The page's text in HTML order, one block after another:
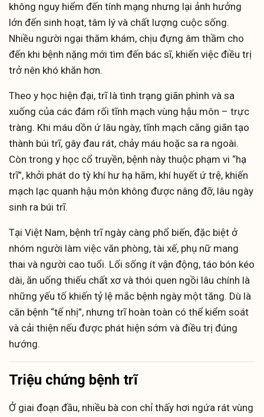
không nguy hiểm đến tính mạng nhưng lại ảnh hưởng
lớn đến sinh hoạt, tâm lý và chất lượng cuộc sống.
Nhiều người ngại thăm khám, chịu đựng âm thầm cho
đến khi bệnh nặng mới tìm đến bác sĩ, khiến việc điều trị
trở nên khó khăn hơn.
Theo y học hiện đại, trĩ là tình trạng giãn phình và sa
xuống của các đám rối tĩnh mạch vùng hậu môn – trực
tràng. Khi máu dồn ứ lâu ngày, tĩnh mạch căng giãn tạo
thành búi trĩ, gây đau rát, chảy máu hoặc sa ra ngoài.
Còn trong y học cổ truyền, bệnh này thuộc phạm vi “hạ
trĩ”, khởi phát do tỳ khí hư hạ hãm, khí huyết ứ trệ, khiến
mạch lạc quanh hậu môn không được nâng đỡ, lâu ngày
sinh ra búi trĩ.
Tại Việt Nam, bệnh trĩ ngày càng phổ biến, đặc biệt ở
nhóm người làm việc văn phòng, tài xế, phụ nữ mang
thai và người cao tuổi. Lối sống ít vận động, táo bón kéo
dài, ăn uống thiếu chất xơ và thói quen ngồi lâu chính là
những yếu tố khiến tỷ lệ mắc bệnh ngày một tăng. Dù là
căn bệnh “tế nhị”, nhưng trĩ hoàn toàn có thể kiểm soát
và cải thiện nếu được phát hiện sớm và điều trị đúng
hướng.
Triệu chứng bệnh trĩ
Ở giai đoạn đầu, nhiều bà con chỉ thấy hơi ngứa rát vùng